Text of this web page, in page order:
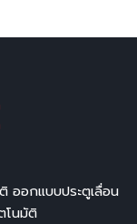
ออกแบบประตูเลื่อน
โนมัติ